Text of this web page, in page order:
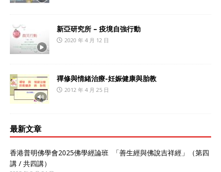
新亞研究所 – 疫境自強行動
2020 年 4 月 12 日
禪修與情緒治療-妊娠健康與胎教
2012 年 4 月 25 日
最新文章
香港普明佛學會2025佛學經論班 「善生經與佛說吉祥經」（第四
講 / 共四講）